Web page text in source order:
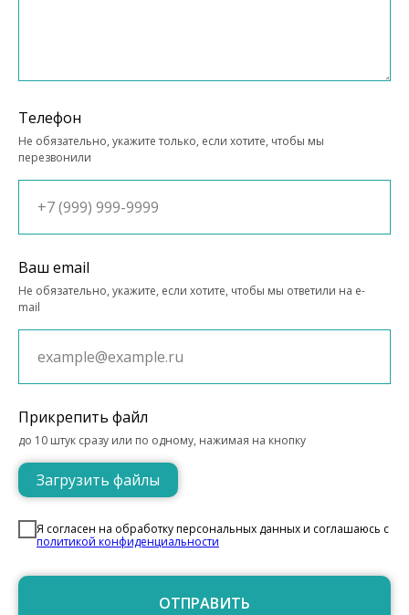
Телефон
Не обязательно, укажите только, если хотите, чтобы мы
перезвонили
Ваш email
Не обязательно, укажите, если хотите, чтобы мы ответили на e-
mail
Прикрепить файл
до 10 штук сразу или по одному, нажимая на кнопку
Загрузить файлы
Я согласен на обработку персональных данных и соглашаюсь c
политикой конфиденциальности
ОТПРАВИТЬ